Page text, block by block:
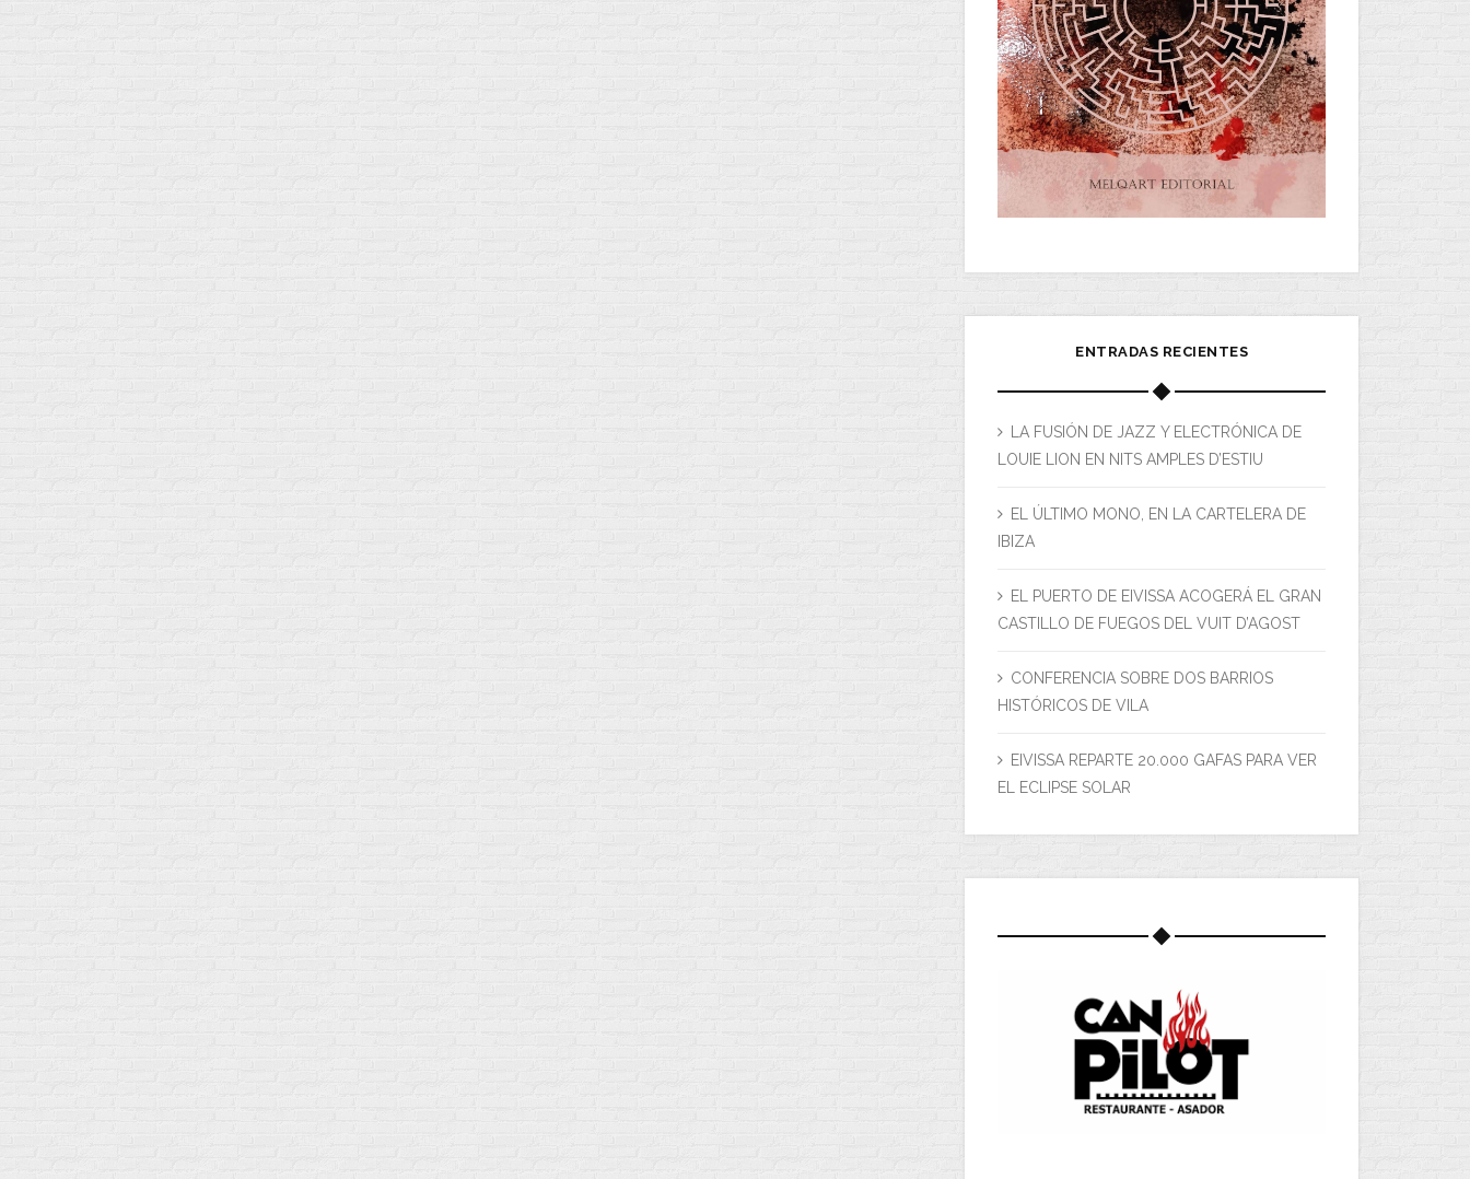
ENTRADAS RECIENTES
LA FUSIÓN DE JAZZ Y ELECTRÓNICA DE
LOUIE LION EN NITS AMPLES D’ESTIU
EL ÚLTIMO MONO, EN LA CARTELERA DE
IBIZA
EL PUERTO DE EIVISSA ACOGERÁ EL GRAN
CASTILLO DE FUEGOS DEL VUIT D’AGOST
CONFERENCIA SOBRE DOS BARRIOS
HISTÓRICOS DE VILA
EIVISSA REPARTE 20.000 GAFAS PARA VER
EL ECLIPSE SOLAR